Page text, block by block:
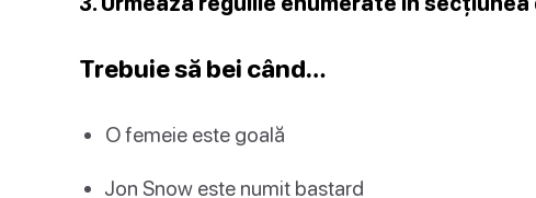
Trebuie să bei când…
O femeie este goală
Jon Snow este numit bastard